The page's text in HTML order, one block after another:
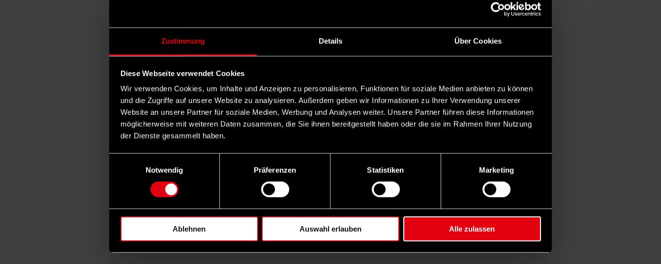
Zustimmung Details Über Cookies
Diese Webseite verwendet Cookies
Wir verwenden Cookies, um Inhalte und Anzeigen zu personalisieren, Funktionen für soziale Medien anbieten zu können
und die Zugriffe auf unsere Website zu analysieren. Außerdem geben wir Informationen zu Ihrer Verwendung unserer
Website an unsere Partner für soziale Medien, Werbung und Analysen weiter. Unsere Partner führen diese Informationen
möglicherweise mit weiteren Daten zusammen, die Sie ihnen bereitgestellt haben oder die sie im Rahmen Ihrer Nutzung
der Dienste gesammelt haben.
Notwendig
Präferenzen Statistiken Marketing
Ablehnen Auswahl erlauben Alle zulassen